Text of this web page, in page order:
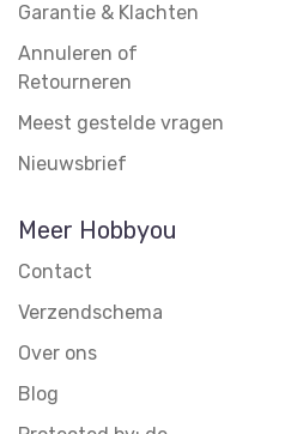
Garantie & Klachten
Annuleren of
Retourneren
Meest gestelde vragen
Nieuwsbrief
Meer Hobbyou
Contact
Verzendschema
Over ons
Blog